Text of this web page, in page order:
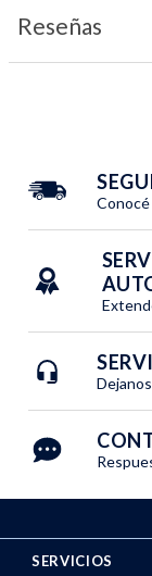
Reseñas
SERVICIOS